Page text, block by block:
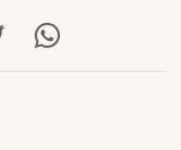
Deel